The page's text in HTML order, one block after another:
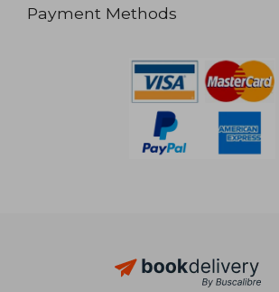
Payment Methods